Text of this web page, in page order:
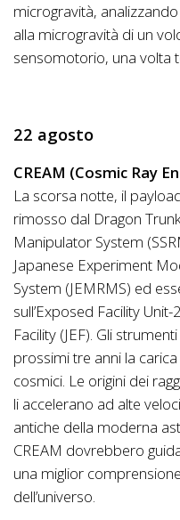
microgravità,
alla microgravità di un
sensomotorio, una volta
22 agosto
CREAM (Cosmic Ray
La scorsa notte, il
rimosso dal Dragon
Manipulator System
Japanese Experiment
System (JEMRMS) ed
sull’Exposed Facility
Facility (JEF). Gli
prossimi tre anni la
cosmici. Le origini dei
li accelerano ad alte
antiche della moderna
CREAM dovrebbero
una miglior
dell’universo.